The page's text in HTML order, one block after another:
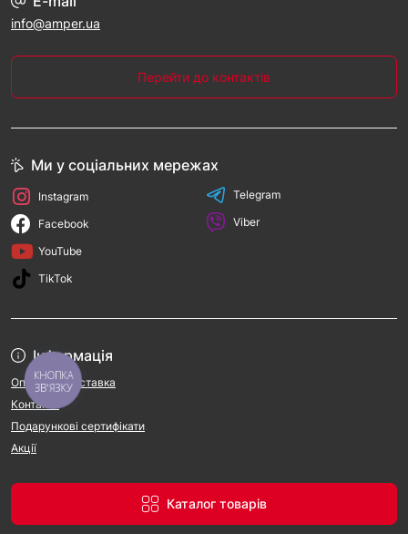
info@amper.ua
Перейти до контактів
Інформація
Оплата та доставка
Контакти
Подарункові сертифікати
Акції
Каталог товарів
Ми у соціальних мережах
Instagram
Facebook
YouTube
TikTok
Telegram
Viber
КНОПКА
ЗВ'ЯЗКУ